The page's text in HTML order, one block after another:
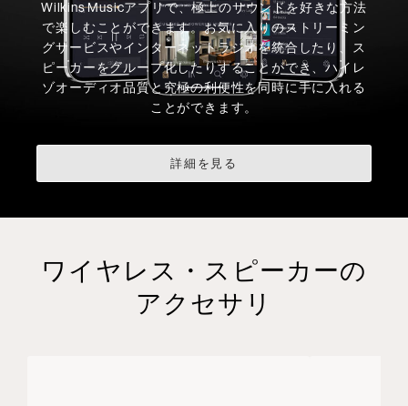
Wilkins Musicアプリで、極上のサウンドを好きな方法
で楽しむことができます。お気に入りのストリーミン
グサービスやインターネットラジオを統合したり、ス
ピーカーをグループ化したりすることができ、ハイレ
ゾオーディオ品質と究極の利便性を同時に手に入れる
ことができます。
詳細を見る
ワイヤレス・スピーカーの
アクセサリ